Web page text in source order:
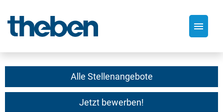
Alle Stellenangebote
Jetzt bewerben!